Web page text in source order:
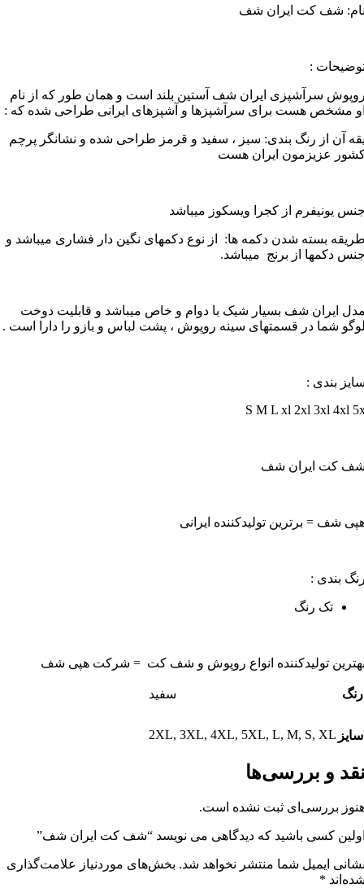
شف کت ایران شف
:
سرآشپزی ایران شف آستین بلند است و همان طور که از نام
مشخص هست برای سرآشپزها و آشپزهای ایرانی طراحی شده که :
آن از رنگ بندی: سبز ، سفید و قرمز طراحی شده و نشانگر پرچم
عزیزمون ایران هست
یونیفرم از کجرا ویسکوز میباشد
بسته شدن دکمه ها: از نوع دکمهای نگین دار فشاری میباشد و
دکمها از برنج میباشد.
ایران شف بسیار شیک با دوام و خاص میباشد و قابلیت دوخت
شما در قسمتهای سینه روپوش ، پشت لباس و بازو را دارا است .
بندی :
S M L xl 2xl 3xl 4xl
کت ایران شف
شف = برترین تولیدکننده ایرانی
بندی :
تک رنگ
تولیدکننده انواع روپوش و شف کت = شرکت هپی شف
رنگ سفید
سایز 2XL, 3XL, 4XL, 5XL, L, M, S, XL
و بررسی‌ها
بررسی‌ای ثبت نشده است.
کسی باشید که دیدگاهی می نویسد “شف کت ایران شف”
ایمیل شما منتشر نخواهد شد. بخش‌های موردنیاز علامت‌گذاری
*